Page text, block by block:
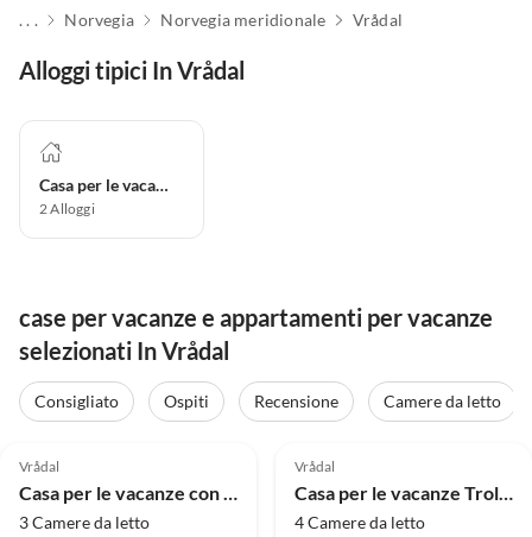
. . . Norvegia Norvegia meridionale Vrådal
Alloggi tipici In Vrådal
Casa per le vacanze
2Alloggi
case per vacanze e appartamenti per vacanze
selezionati In Vrådal
Consigliato Ospiti Recensione
Camere da letto
Vrådal
Casa per le vacanze con sauna in montagna
3 Camere da letto
Vrådal
Casa per le vacanze Trollebo
4 Camere da letto